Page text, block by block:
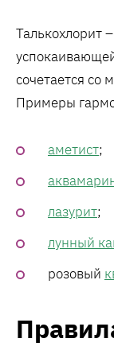
Талькохлорит
сочетается
Примеры
аметист;
лазурит;
лунный
розовый